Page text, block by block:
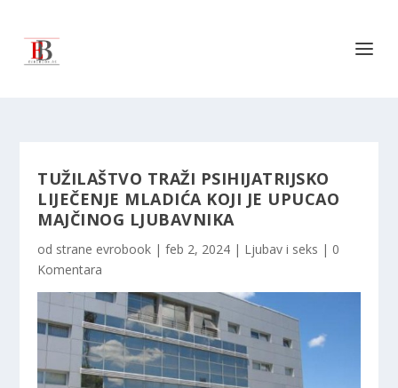
TUŽILAŠTVO TRAŽI PSIHIJATRIJSKO
LIJEČENJE MLADIĆA KOJI JE UPUCAO
MAJČINOG LJUBAVNIKA
od strane evrobook |feb 2, 2024 | Ljubav i seks | 0
Komentara